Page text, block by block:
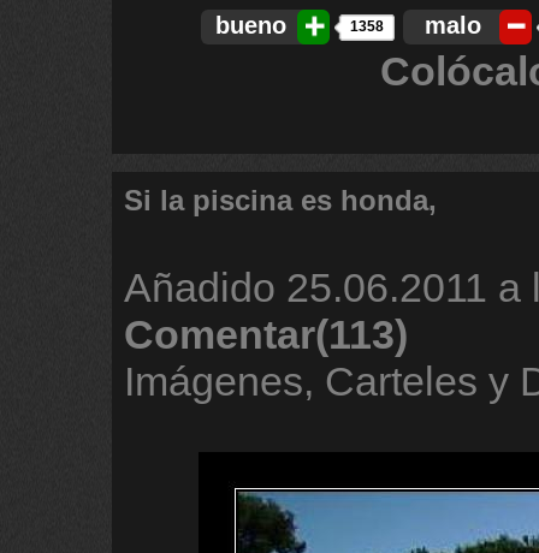
bueno 1358 malo
Si la piscina es honda,
Añadido 25.06.2011 a
Comentar(113)
Imágenes, Carteles y